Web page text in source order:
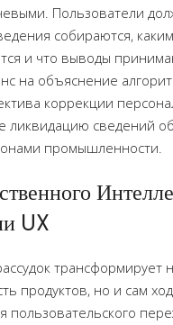
Пользователи
собираются,
и что выводы
на объяснение
коррекции
ликвидацию сведений
промышленности.
UX
трансформирует
продуктов, но и сам ход
пользовательского